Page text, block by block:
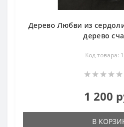
Дерево Любви из
дерево
Код товара:
1 200
В